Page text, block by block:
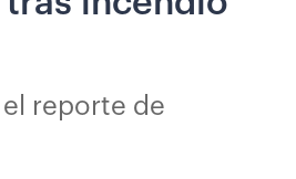
reporte de